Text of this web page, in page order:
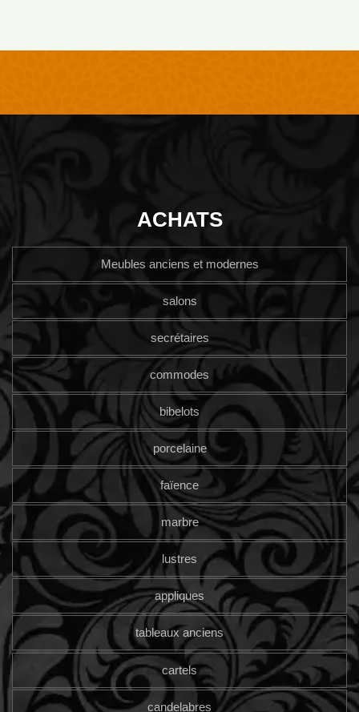
ACHATS
Meubles anciens et modernes
salons
secrétaires
commodes
bibelots
porcelaine
faïence
marbre
lustres
appliques
tableaux anciens
cartels
candelabres